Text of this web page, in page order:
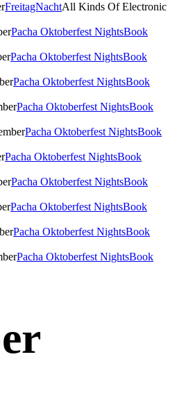
FreitagNachtAll Kinds Of Electronic
Pacha Oktoberfest NightsBook
Pacha Oktoberfest NightsBook
Pacha Oktoberfest NightsBook
Pacha Oktoberfest NightsBook
Pacha Oktoberfest NightsBook
Pacha Oktoberfest NightsBook
Pacha Oktoberfest NightsBook
Pacha Oktoberfest NightsBook
Pacha Oktoberfest NightsBook
Pacha Oktoberfest NightsBook